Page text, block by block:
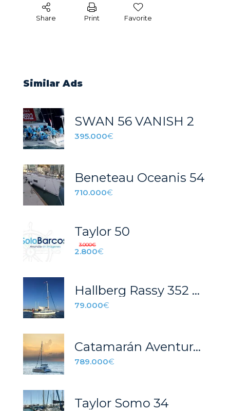
Share Print Favorite
Similar Ads
SWAN 56 VANISH 2
395.000€
Beneteau Oceanis 54
710.000€
Taylor 50
3.000€
2.800€
Hallberg Rassy 352 Scandinavia
79.000€
Catamarán Aventura 45 S
789.000€
Taylor Somo 34